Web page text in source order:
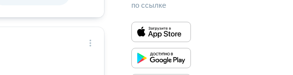
по ссылке